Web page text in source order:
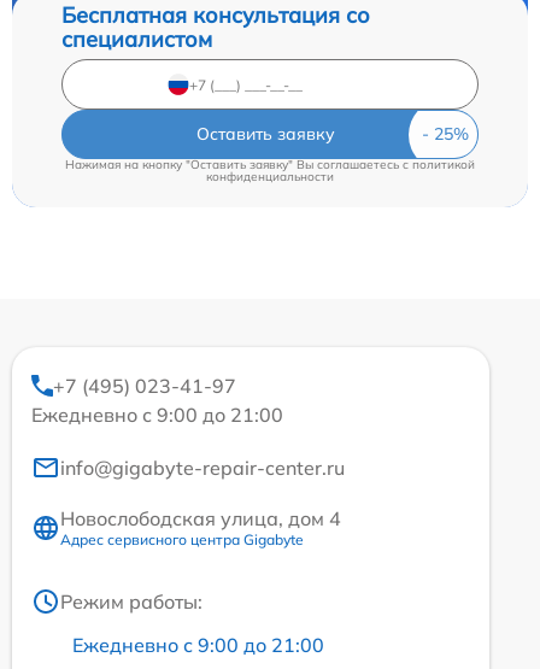
Бесплатная консультация со
специалистом
Оставить заявку
Нажимая на кнопку "Оставить заявку" Вы соглашаетесь c политикой
конфиденциальности
+7 (495) 023-41-97
Ежедневно с 9:00 до 21:00
info@gigabyte-repair-center.ru
Новослободская улица, дом 4
Адрес сервисного центра Gigabyte
Режим работы:
Ежедневно с 9:00 до 21:00